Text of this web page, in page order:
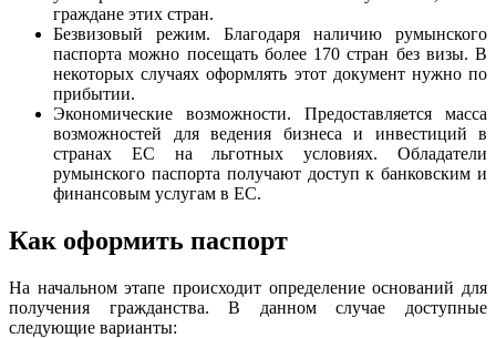
граждане этих стран.
Безвизовый режим. Благодаря наличию румынского
паспорта можно посещать более 170 стран без визы. В
некоторых случаях оформлять этот документ нужно по
прибытии.
Экономические возможности. Предоставляется масса
возможностей для ведения бизнеса и инвестиций в
странах ЕС на льготных условиях. Обладатели
румынского паспорта получают доступ к банковским и
финансовым услугам в ЕС.
Как оформить паспорт
На начальном этапе происходит определение оснований для
получения гражданства. В данном случае доступные
следующие варианты: